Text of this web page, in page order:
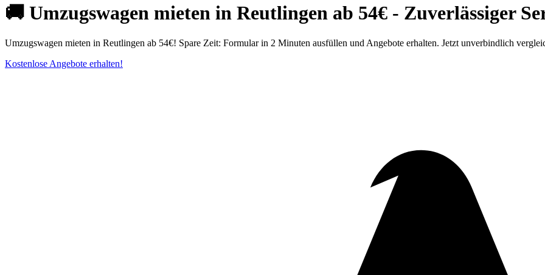
🚚 Umzugswagen mieten in Reutlingen ab 54€ - Zuverlässiger
Umzugswagen mieten in Reutlingen ab 54€! Spare Zeit: Formular in 2 Minuten ausfüllen und Angebote erhalten. Jetzt unverbindlich
Kostenlose Angebote erhalten!